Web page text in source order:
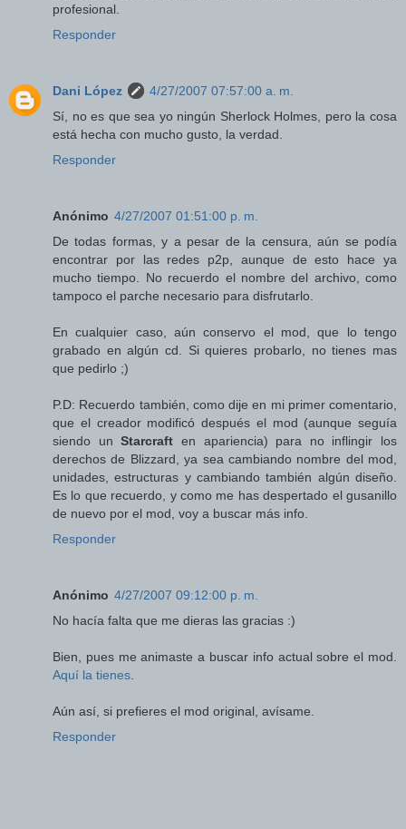
profesional.
Responder
Dani López
4/27/2007 07:57:00 a. m.
Sí, no es que sea yo ningún Sherlock Holmes, pero la cosa
está hecha con mucho gusto, la verdad.
Responder
Anónimo 4/27/2007 01:51:00 p. m.
De todas formas, y a pesar de la censura, aún se podía
encontrar por las redes p2p, aunque de esto hace ya
mucho tiempo. No recuerdo el nombre del archivo, como
tampoco el parche necesario para disfrutarlo.
En cualquier caso, aún conservo el mod, que lo tengo
grabado en algún cd. Si quieres probarlo, no tienes mas
que pedirlo ;)
P.D: Recuerdo también, como dije en mi primer comentario,
que el creador modificó después el mod (aunque seguía
siendo unStarcraft en apariencia) para no inflingir los
derechos de Blizzard, ya sea cambiando nombre del mod,
unidades, estructuras y cambiando también algún diseño.
Es lo que recuerdo, y como me has despertado el gusanillo
de nuevo por el mod, voy a buscar más info.
Responder
Anónimo 4/27/2007 09:12:00 p. m.
No hacía falta que me dieras las gracias :)
Bien, pues me animaste a buscar info actual sobre el mod.
Aquí la tienes.
Aún así, si prefieres el mod original, avísame.
Responder